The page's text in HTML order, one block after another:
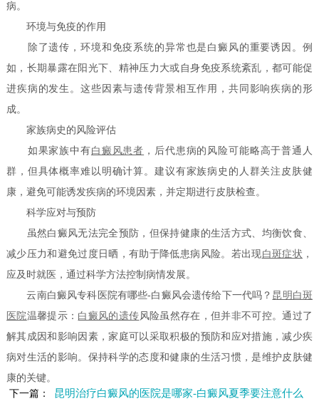
病。
环境与免疫的作用
除了遗传，环境和免疫系统的异常也是白癜风的重要诱因。例
如，长期暴露在阳光下、精神压力大或自身免疫系统紊乱，都可能促
进疾病的发生。这些因素与遗传背景相互作用，共同影响疾病的形
成。
家族病史的风险评估
如果家族中有白癜风患者 ，后代患病的风险可能略高于普通人
群，但具体概率难以明确计算。建议有家族病史的人群关注皮肤健
康，避免可能诱发疾病的环境因素，并定期进行皮肤检查。
科学应对与预防
虽然白癜风无法完全预防，但保持健康的生活方式、均衡饮食、
减少压力和避免过度日晒，有助于降低患病风险。若出现白斑症状 ，
应及时就医，通过科学方法控制病情发展。
云南白癜风专科医院有哪些-白癜风会遗传给下一代吗？ 昆明白斑
医院温馨提示： 白癜风的遗传 风险虽然存在，但并非不可控。通过了
解其成因和影响因素，家庭可以采取积极的预防和应对措施，减少疾
病对生活的影响。保持科学的态度和健康的生活习惯，是维护皮肤健
康的关键。
下一篇：
昆明治疗白癜风的医院是哪家-白癜风夏季要注意什么